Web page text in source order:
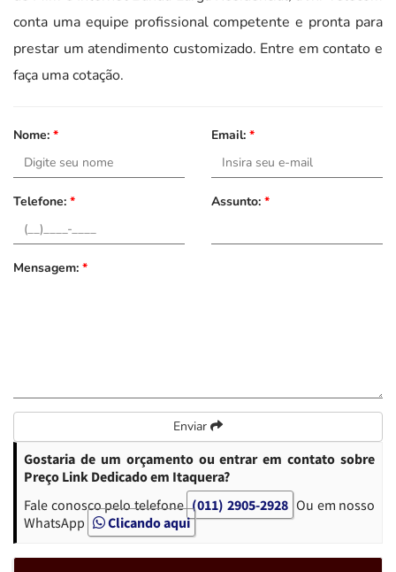
conta uma equipe profissional competente e pronta para
prestar um atendimento customizado. Entre em contato e
faça uma cotação.
Nome: * Email: *
Telefone: * Assunto: *
Mensagem: *
Enviar
Gostaria de um orçamento ou entrar em contato sobre
Preço Link Dedicado em Itaquera?
Fale conosco pelo telefone (011) 2905-2928 Ou em nosso
WhatsApp
Clicando aqui